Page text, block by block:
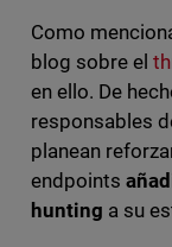
Como
blog sobre el
en ello. De
responsables
planean
endpoints
hunting a su